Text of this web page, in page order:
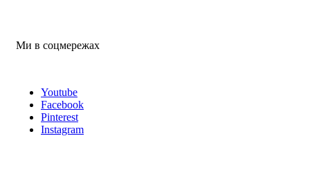
Ми в соцмережах
Youtube
Facebook
Pinterest
Instagram